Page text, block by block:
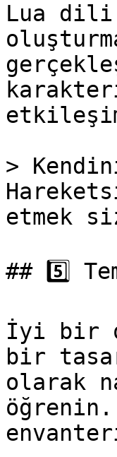
Lua
>
etmek
## 5️⃣
İyi bir
bir
olarak